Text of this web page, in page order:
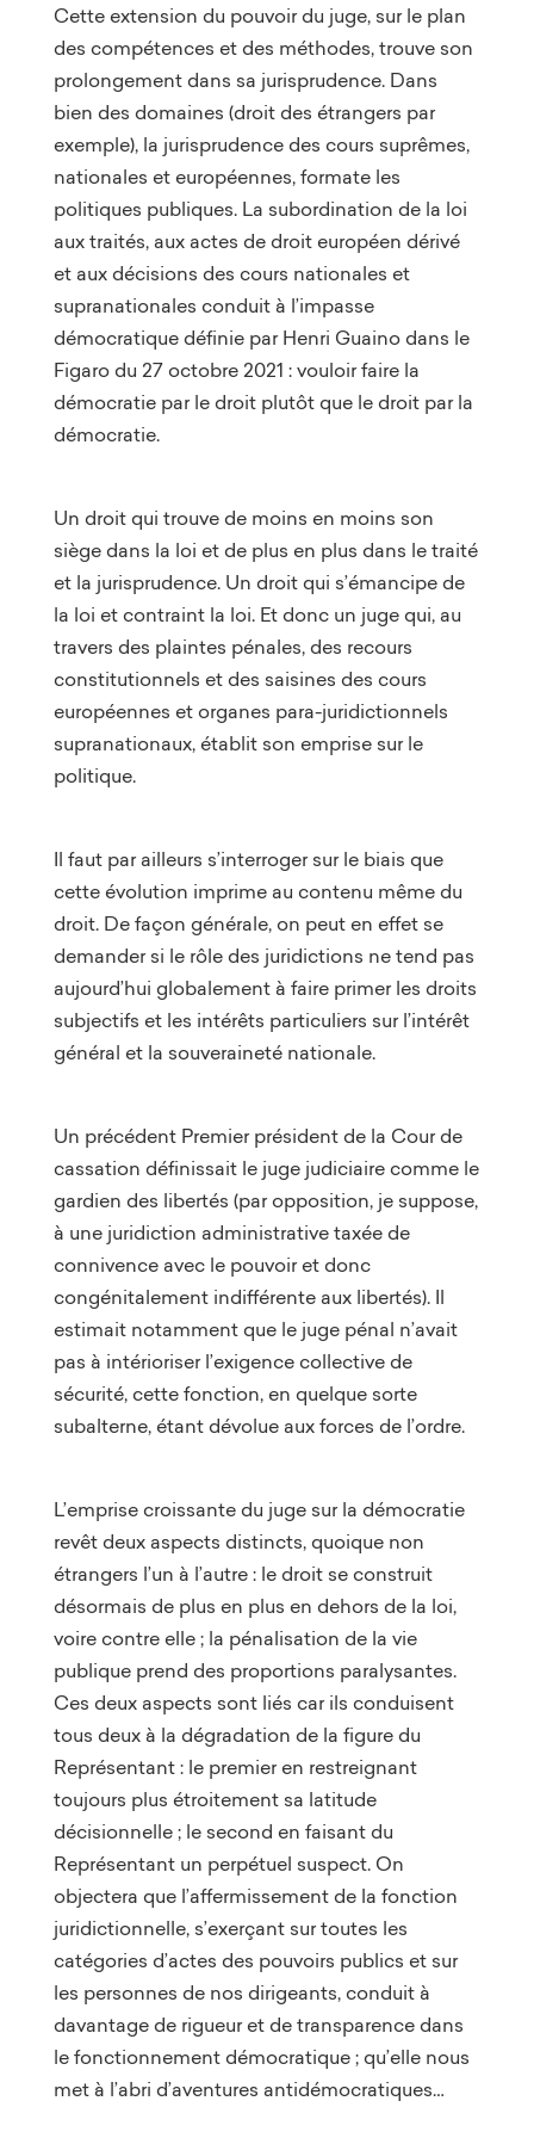
Cette extension du pouvoir du juge, sur le plan
des compétences et des méthodes, trouve son
prolongement dans sa jurisprudence. Dans
bien des domaines (droit des étrangers par
exemple), la jurisprudence des cours suprêmes,
nationales et européennes, formate les
politiques publiques. La subordination de la loi
aux traités, aux actes de droit européen dérivé
et aux décisions des cours nationales et
supranationales conduit à l’impasse
démocratique définie par Henri Guaino dans le
Figaro du 27 octobre 2021 : vouloir faire la
démocratie par le droit plutôt que le droit par la
démocratie.
Un droit qui trouve de moins en moins son
siège dans la loi et de plus en plus dans le traité
et la jurisprudence. Un droit qui s’émancipe de
la loi et contraint la loi. Et donc un juge qui, au
travers des plaintes pénales, des recours
constitutionnels et des saisines des cours
européennes et organes para-juridictionnels
supranationaux, établit son emprise sur le
politique.
Il faut par ailleurs s’interroger sur le biais que
cette évolution imprime au contenu même du
droit. De façon générale, on peut en effet se
demander si le rôle des juridictions ne tend pas
aujourd’hui globalement à faire primer les droits
subjectifs et les intérêts particuliers sur l’intérêt
général et la souveraineté nationale.
Un précédent Premier président de la Cour de
cassation définissait le juge judiciaire comme le
gardien des libertés (par opposition, je suppose,
à une juridiction administrative taxée de
connivence avec le pouvoir et donc
congénitalement indifférente aux libertés). Il
estimait notamment que le juge pénal n’avait
pas à intérioriser l’exigence collective de
sécurité, cette fonction, en quelque sorte
subalterne, étant dévolue aux forces de l’ordre.
L’emprise croissante du juge sur la démocratie
revêt deux aspects distincts, quoique non
étrangers l’un à l’autre : le droit se construit
désormais de plus en plus en dehors de la loi,
voire contre elle ; la pénalisation de la vie
publique prend des proportions paralysantes.
Ces deux aspects sont liés car ils conduisent
tous deux à la dégradation de la figure du
Représentant : le premier en restreignant
toujours plus étroitement sa latitude
décisionnelle ; le second en faisant du
Représentant un perpétuel suspect. On
objectera que l’affermissement de la fonction
juridictionnelle, s’exerçant sur toutes les
catégories d’actes des pouvoirs publics et sur
les personnes de nos dirigeants, conduit à
davantage de rigueur et de transparence dans
le fonctionnement démocratique ; qu’elle nous
met à l’abri d’aventures antidémocratiques…